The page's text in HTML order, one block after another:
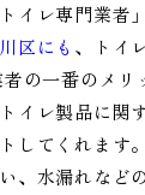
イレ専門業者
区にも 、トイ
の一番のメ
イレ製品に関
してくれます
、水漏れなど